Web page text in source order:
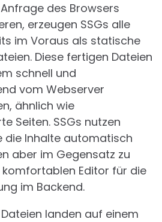
des Browsers
erzeugen SSGs alle
im Voraus als statische
Diese fertigen Dateien
schnell und
vom Webserver
ähnlich wie
Seiten. SSGs nutzen
die Inhalte automatisch
aber im Gegensatz zu
komfortablen Editor für die
im Backend.
landen auf einem